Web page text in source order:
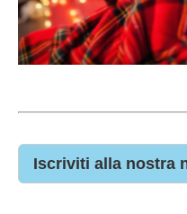
Iscriviti alla nostra